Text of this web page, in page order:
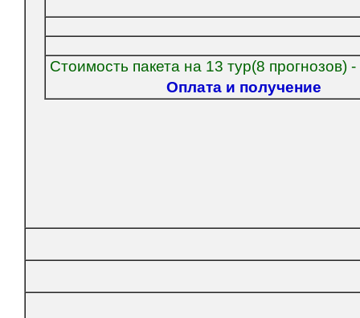
Стоимость пакета на 13 тур(8 прогнозов) -
Оплата и получение